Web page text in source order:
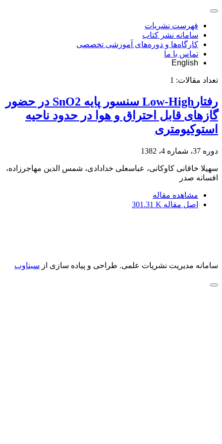
فهرست نشریات
سامانه نشر کتاب
کارگاه‌ها و دوره‌های آموزشی تخصصی
تماس با ما
English
تعداد مقالات: 1
رفتارLow-High سنسور پایه SnO2 در حضور
گازهای قابل احتراق و هوا در حدود ناحیه
استوکیومتری
دوره 37، شماره 4، 1382
سهیلا خاقانی کاوکانی، عباسعلی خدادادی، شمس الدین مهاجرزاده،
افسانه صدر
مشاهده مقاله
اصل مقاله 301.31 K
سامانه مدیریت نشریات علمی. طراحی و پیاده سازی از سیناوب